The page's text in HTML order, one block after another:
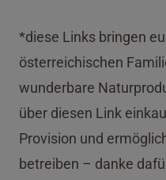
*diese Links bringen
österreichischen
wunderbare
über diesen Link
Provision und
betreiben – danke